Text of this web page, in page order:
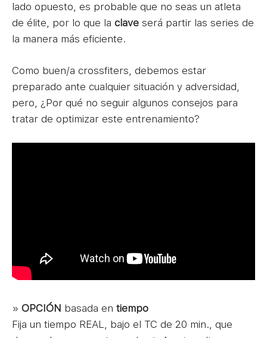
lado opuesto, es probable que no seas un atleta
de élite, por lo que la clave será partir las series de
la manera más eficiente.
Como buen/a crossfiters, debemos estar
preparado ante cualquier situación y adversidad,
pero, ¿Por qué no seguir algunos consejos para
tratar de optimizar este entrenamiento?
» OPCIÓN basada en tiempo
Fija un tiempo REAL, bajo el TC de 20 min., que